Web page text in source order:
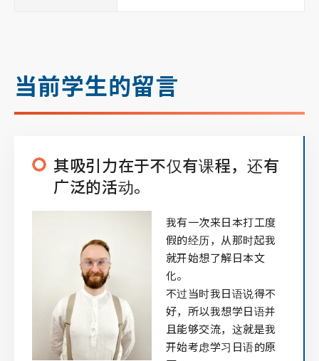
当前学生的留言
其吸引力在于不仅有课程，还有
广泛的活动。
我有一次来日本打工度
假的经历，从那时起我
就开始想了解日本文
化。
不过当时我日语说得不
好，所以我想学日语并
且能够交流，这就是我
开始考虑学习日语的原